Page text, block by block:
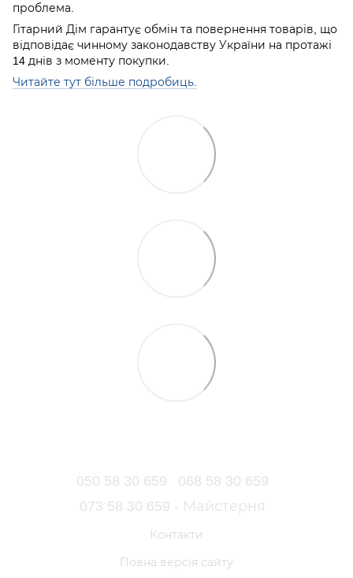
проблема.
Гітарний Дім гарантує обмін та повернення товарів, що
відповідає чинному законодавству України на протажі
14 днів з моменту покупки.
Читайте тут більше подробиць.
050 58 30 659
068 58 30 659
073 58 30 659 - Майстерня
Контакти
Повна версія сайту